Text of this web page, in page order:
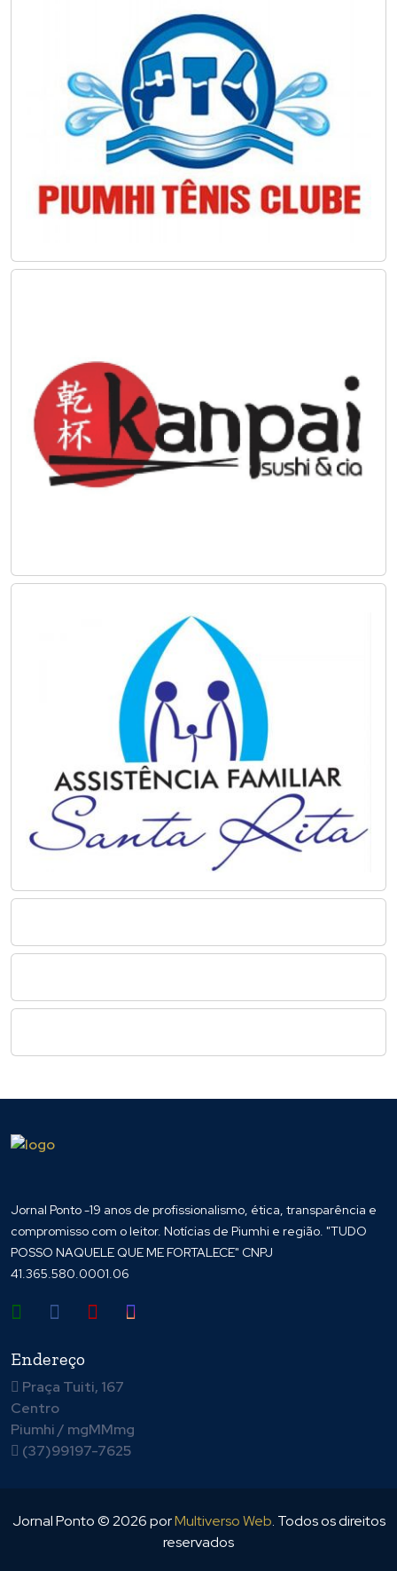
Jornal Ponto -19 anos de profissionalismo, ética, transparência e
compromisso com o leitor. Notícias de Piumhi e região. "TUDO
POSSO NAQUELE QUE ME FORTALECE" CNPJ
41.365.580.0001.06
Endereço
Praça Tuiti, 167
Centro
Piumhi / mgMMmg
(37)99197-7625
Jornal Ponto ©2026porMultiverso Web. Todos os direitos
reservados